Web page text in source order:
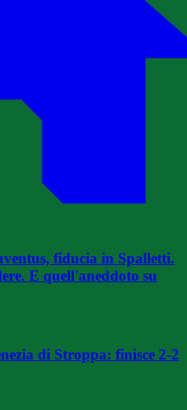
fiducia in Spalletti.
E quell'aneddoto su
di Stroppa: finisce 2-2